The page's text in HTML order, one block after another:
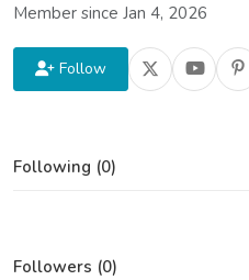
Member since Jan 4, 2026
Follow
Following (0)
Followers (0)